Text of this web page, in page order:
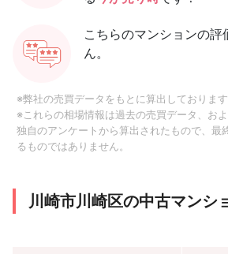
こちらのマンションの
ん。
※弊社の売買データをもとに算出しております
※これらの相場情報は過去の売買データ、お
独自のアンケートから算出されたもので、最
るものではありません。
川崎市川崎区の中古マンシ